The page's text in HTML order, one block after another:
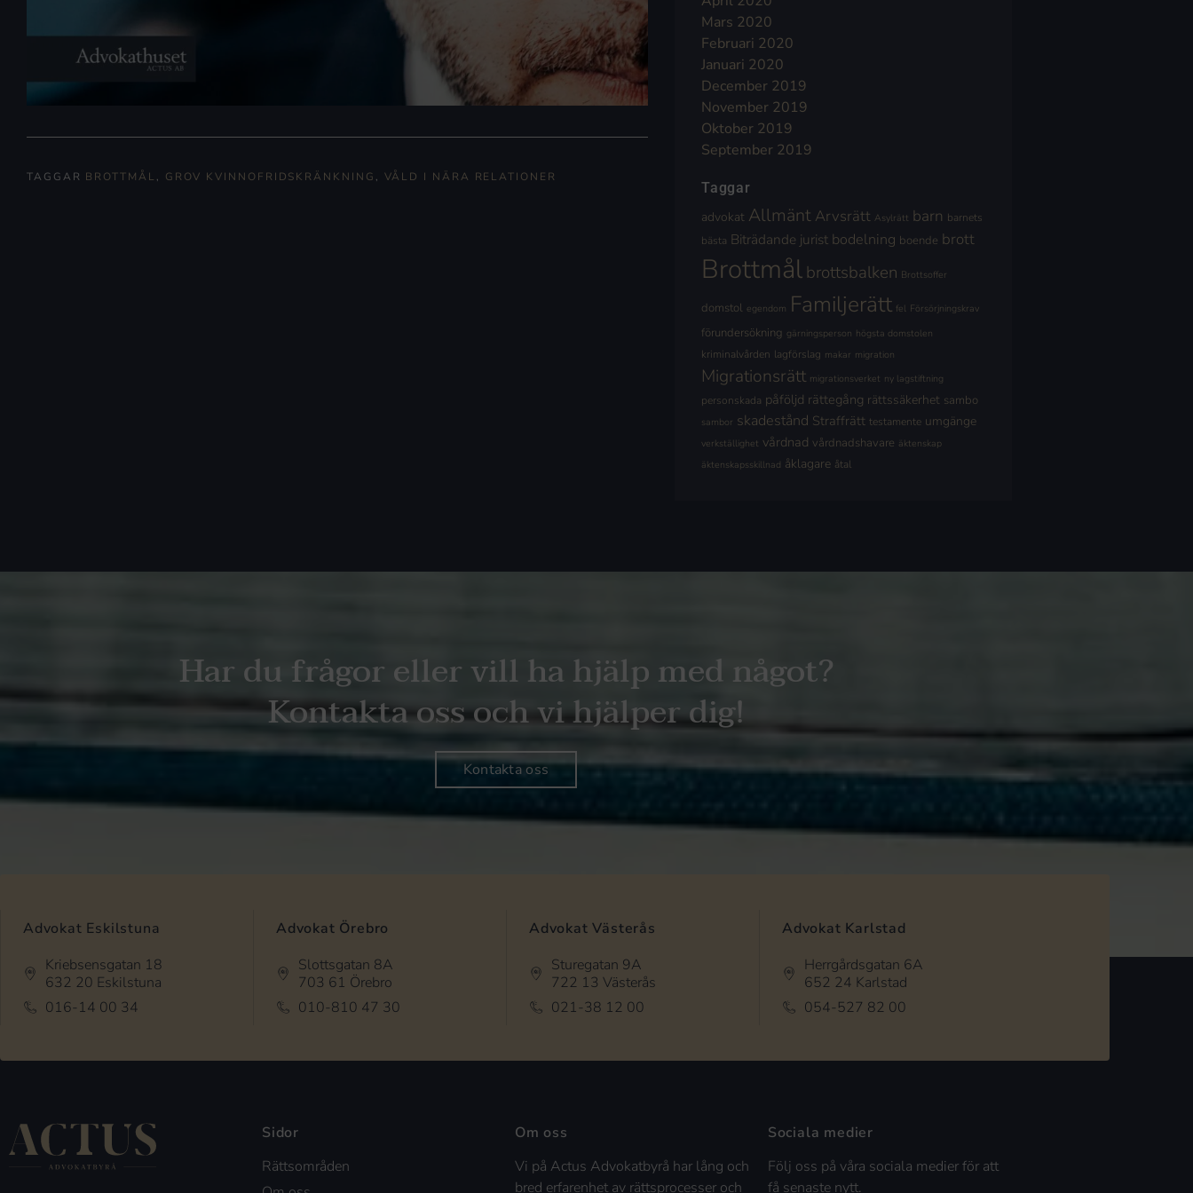
TAGGAR BROTTMÅL , GROV KVINNOFRIDSKRÄNKNING , VÅLD I NÄRA RELATIONER
Mars 2020
Februari 2020
Januari 2020
December 2019
November 2019
Oktober 2019
September 2019
Taggar
advokat Allmänt Arvsrätt Asylrätt barn barnets
bästa Biträdande jurist bodelning boende brott
Brottmålbrottsbalken Brottsoffer
domstol egendom Familjerätt fel Försörjningskrav
förundersökning gärningsperson högsta domstolen
kriminalvården lagförslag makar migration
Migrationsrätt migrationsverket ny lagstiftning
personskada påföljd rättegång rättssäkerhet sambo
sambor skadestånd Straffrätt testamente umgänge
verkställighet vårdnad vårdnadshavare äktenskap
äktenskapsskillnad åklagare åtal
Har du frågor eller vill ha hjälp med något?
Kontakta oss och vi hjälper dig!
Kontakta oss
Advokat Eskilstuna
Kriebsensgatan 18
632 20 Eskilstuna
016-14 00 34
Advokat Örebro
Slottsgatan 8A
703 61 Örebro
010-810 47 30
Advokat Västerås
Sturegatan 9A
722 13 Västerås
021-38 12 00
Advokat Karlstad
Herrgårdsgatan 6A
652 24 Karlstad
054-527 82 00
Sidor
Rättsområden
Om oss
Vi på Actus Advokatbyrå har lång och
bred erfarenhet av rättsprocesser och
Sociala medier
Följ oss på våra sociala medier för att
få senaste nytt.